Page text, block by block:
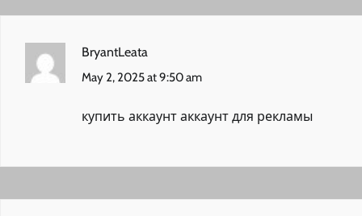
BryantLeata
May 2, 2025 at 9:50 am
купить аккаунтаккаунт для рекламы